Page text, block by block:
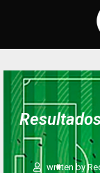
written by